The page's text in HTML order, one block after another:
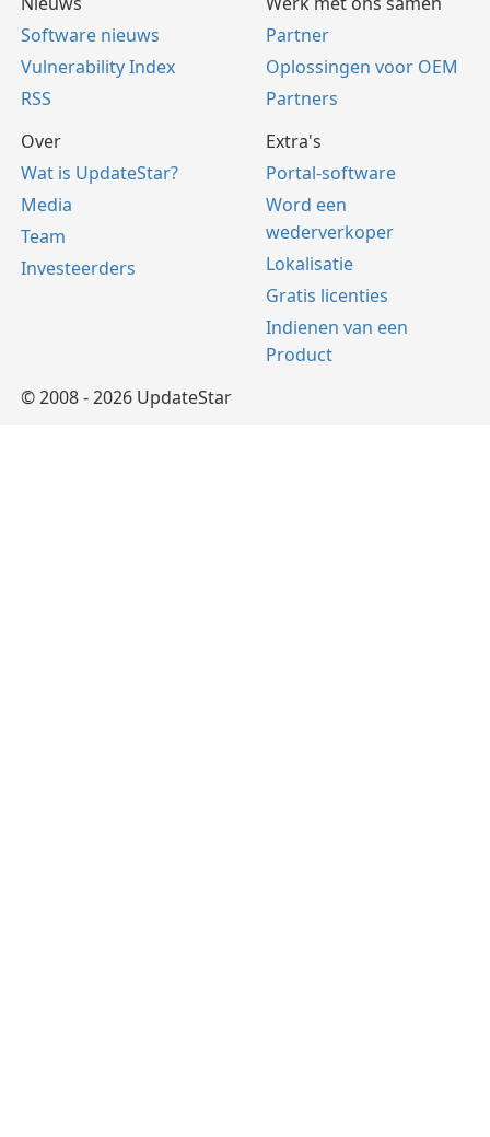
Software nieuws
Vulnerability Index
RSS
Partner
Oplossingen voor OEM
Partners
Over
Wat is UpdateStar?
Media
Team
Investeerders
Extra's
Portal-software
Word een
wederverkoper
Lokalisatie
Gratis licenties
Indienen van een
Product
© 2008 - 2026 UpdateStar